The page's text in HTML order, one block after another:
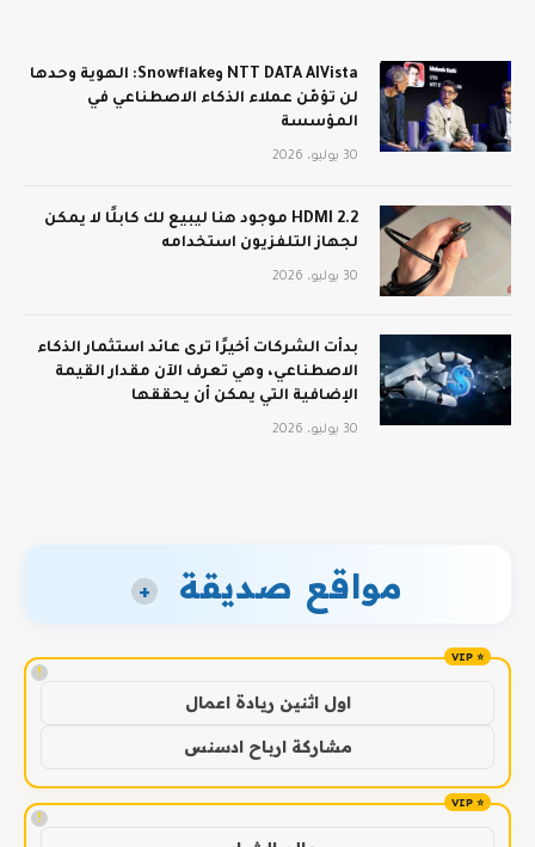
NTT DATA AIVista وSnowflake: الهوية وحدها
لن تؤمّن عملاء الذكاء الاصطناعي في
المؤسسة
30 يوليو، 2026
HDMI 2.2 موجود هنا ليبيع لك كابلًا لا يمكن
لجهاز التلفزيون استخدامه
30 يوليو، 2026
بدأت الشركات أخيرًا ترى عائد استثمار الذكاء
الاصطناعي، وهي تعرف الآن مقدار القيمة
الإضافية التي يمكن أن يحققها
30 يوليو، 2026
مواقع صديقة +
!
اول اثنين ريادة اعمال
مشاركة ارباح ادسنس
!